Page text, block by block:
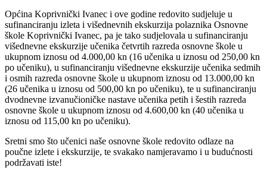
Općina Koprivnički Ivanec i ove godine redovito sudjeluje u
sufinanciranju izleta i višednevnih ekskurzija polaznika Osnovne
škole Koprivnički Ivanec, pa je tako sudjelovala u sufinanciranju
višednevne ekskurzije učenika četvrtih razreda osnovne škole u
ukupnom iznosu od 4.000,00 kn (16 učenika u iznosu od 250,00 kn
po učeniku), u sufinanciranju višednevne ekskurzije učenika sedmih
i osmih razreda osnovne škole u ukupnom iznosu od 13.000,00 kn
(26 učenika u iznosu od 500,00 kn po učeniku), te u sufinanciranju
dvodnevne izvanučioničke nastave učenika petih i šestih razreda
osnovne škole u ukupnom iznosu od 4.600,00 kn (40 učenika u
iznosu od 115,00 kn po učeniku).
Sretni smo što učenici naše osnovne škole redovito odlaze na
poučne izlete i ekskurzije, te svakako namjeravamo i u budućnosti
podržavati iste!